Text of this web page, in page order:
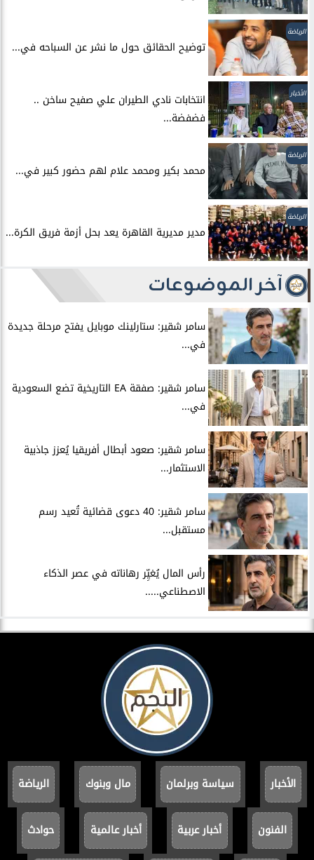
الرياضة
توضيح الحقائق حول ما نشر عن السباحه في...
الأخبار
انتخابات نادي الطيران علي صفيح ساخن ..
فضفضة...
الرياضة
محمد بكير ومحمد علام لهم حضور كبير في...
الرياضة
مدير مديرية القاهرة يعد بحل أزمة فريق الكرة...
آخر الموضوعات
سامر شقير: ستارلينك موبايل يفتح مرحلة جديدة
في...
سامر شقير: صفقة EA التاريخية تضع السعودية
في...
سامر شقير: صعود أبطال أفريقيا يُعزز جاذبية
الاستثمار...
سامر شقير: 40 دعوى قضائية تُعيد رسم
مستقبل...
رأس المال يُغيِّر رهاناته في عصر الذكاء
الاصطناعي.....
الأخبار سياسة وبرلمان مال وبنوك الرياضة
الفنون أخبار عربية أخبار عالمية حوادث